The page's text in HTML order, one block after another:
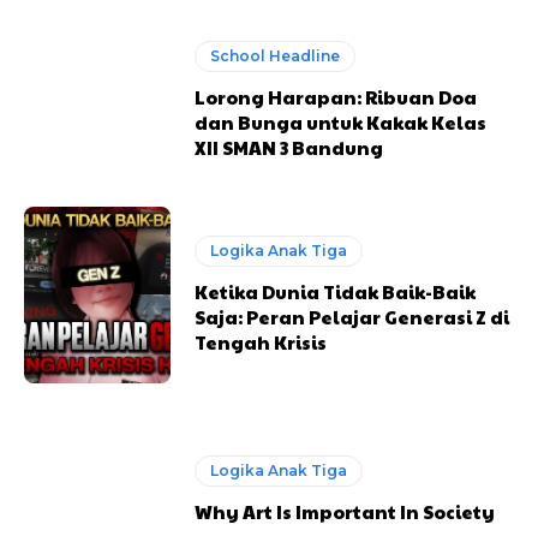
School Headline
Lorong Harapan: Ribuan Doa
dan Bunga untuk Kakak Kelas
XII SMAN 3 Bandung
Logika Anak Tiga
Ketika Dunia Tidak Baik-Baik
Saja: Peran Pelajar Generasi Z di
Tengah Krisis
Logika Anak Tiga
Why Art Is Important In Society